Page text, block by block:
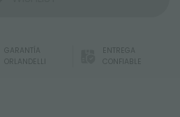
GARANTÍA
ORLANDELLI
ENTREGA
CONFIABLE